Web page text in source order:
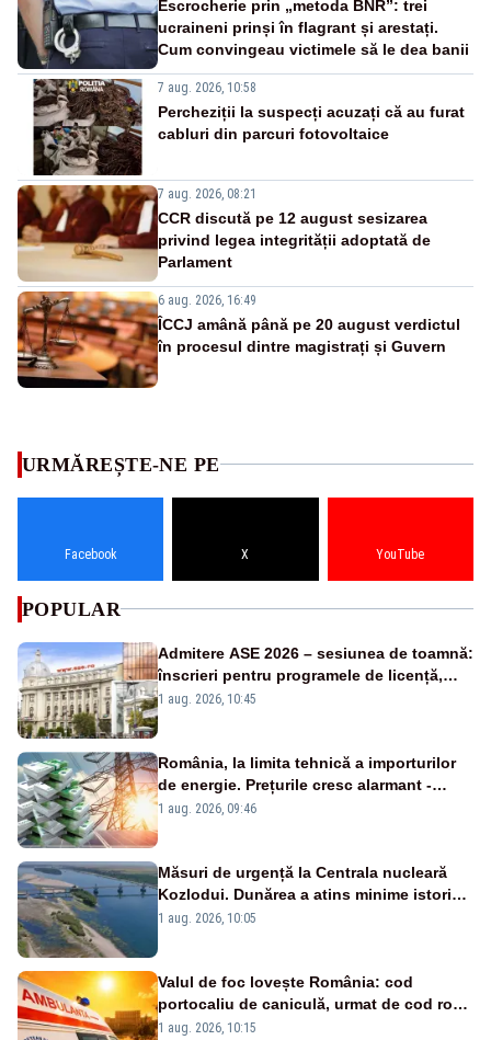
Escrocherie prin „metoda BNR”: trei
ucraineni prinși în flagrant și arestați.
Cum convingeau victimele să le dea banii
7 aug. 2026, 10:58
Percheziții la suspecți acuzați că au furat
cabluri din parcuri fotovoltaice
7 aug. 2026, 08:21
CCR discută pe 12 august sesizarea
privind legea integrității adoptată de
Parlament
6 aug. 2026, 16:49
ÎCCJ amână până pe 20 august verdictul
în procesul dintre magistrați și Guvern
URMĂREȘTE-NE PE
Facebook X YouTube
POPULAR
Admitere ASE 2026 – sesiunea de toamnă:
înscrieri pentru programele de licență,
masterat și doctorat
1 aug. 2026, 10:45
România, la limita tehnică a importurilor
de energie. Prețurile cresc alarmant -
Analiză Realitatea Plus
1 aug. 2026, 09:46
Măsuri de urgență la Centrala nucleară
Kozlodui. Dunărea a atins minime istorice
și în Bulgaria
1 aug. 2026, 10:05
Valul de foc lovește România: cod
portocaliu de caniculă, urmat de cod roșu
duminică. Temperaturile urcă spre 40°C
1 aug. 2026, 10:15